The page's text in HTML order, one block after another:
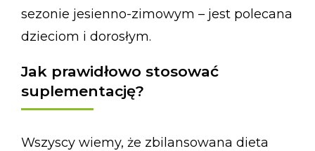
sezonie jesienno-zimowym – jest polecana
dzieciom i dorosłym.
Jak prawidłowo stosować
suplementację?
Wszyscy wiemy, że zbilansowana dieta